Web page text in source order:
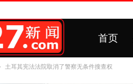
首页
土耳其宪法法院取消了警察无条件搜查权